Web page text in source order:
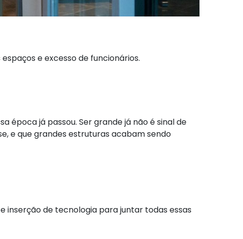
e excesso de funcionários.
época já passou. Ser grande já não é sinal de
e que grandes estruturas acabam sendo
inserção de tecnologia para juntar todas essas